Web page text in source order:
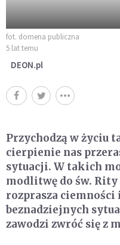
fot. domena publiczna
5 lat temu
DEON.pl
Przychodzą w życiu
cierpienie nas
sytuacji. W takich
modlitwę do św.
rozprasza ciemności
beznadziejnych
zawodzi zwróć się z